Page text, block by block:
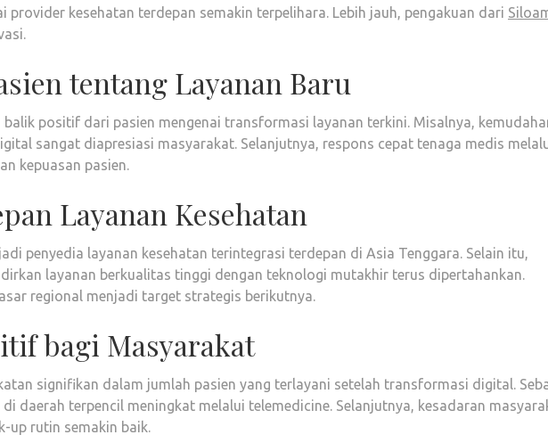
provider kesehatan terdepan semakin terpelihara. Lebih jauh, pengakuan dari
tentang Layanan Baru
balik positif dari pasien mengenai transformasi layanan terkini. Misalnya,
sangat diapresiasi masyarakat. Selanjutnya, respons cepat tenaga medis
kepuasan pasien.
Layanan Kesehatan
penyedia layanan kesehatan terintegrasi terdepan di Asia Tenggara. Selain itu,
layanan berkualitas tinggi dengan teknologi mutakhir terus dipertahankan.
regional menjadi target strategis berikutnya.
bagi Masyarakat
signifikan dalam jumlah pasien yang terlayani setelah transformasi digital.
daerah terpencil meningkat melalui telemedicine. Selanjutnya, kesadaran
up rutin semakin baik.